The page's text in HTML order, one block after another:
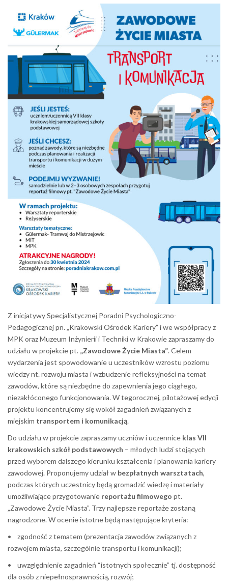
Z inicjatywy Specjalistycznej Poradni Psychologiczno-
Pedagogicznej pn. „Krakowski Ośrodek Kariery” i we współpracy z
MPK oraz Muzeum Inżynierii i Techniki w Krakowie zapraszamy do
udziału w projekcie pt. „Zawodowe Życie Miasta”. Celem
wydarzenia jest spowodowanie u uczestników wzrostu poziomu
wiedzy nt. rozwoju miasta i wzbudzenie refleksyjności na temat
zawodów, które są niezbędne do zapewnienia jego ciągłego,
niezakłóconego funkcjonowania. W tegorocznej, pilotażowej edycji
projektu koncentrujemy się wokół zagadnień związanych z
miejskim transportem i komunikacją.
Do udziału w projekcie zapraszamy uczniów i uczennice klas VII
krakowskich szkół podstawowych – młodych ludzi stojących
przed wyborem dalszego kierunku kształcenia i planowania kariery
zawodowej. Proponujemy udział w bezpłatnych warsztatach,
podczas których uczestnicy będą gromadzić wiedzę i materiały
umożliwiające przygotowanie reportażu filmowego pt.
„Zawodowe Życie Miasta”. Trzy najlepsze reportaże zostaną
nagrodzone. W ocenie istotne będą następujące kryteria:
• zgodność z tematem (prezentacja zawodów związanych z
rozwojem miasta, szczególnie transportu i komunikacji);
• uwzględnienie zagadnień “istotnych społecznie” tj. dostępność
dla osób z niepełnosprawnością, rozwój;